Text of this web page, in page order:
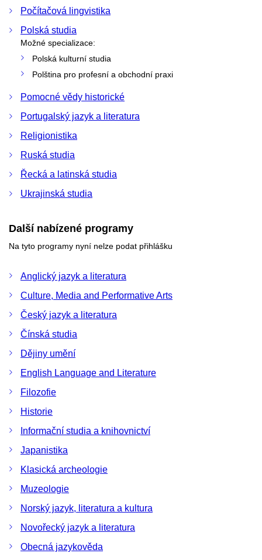
Počítačová lingvistika
Polská studia
Možné specializace:
Polská kulturní studia
Polština pro profesní a obchodní praxi
Pomocné vědy historické
Portugalský jazyk a literatura
Religionistika
Ruská studia
Řecká a latinská studia
Ukrajinská studia
Další nabízené programy
Na tyto programy nyní nelze podat přihlášku
Anglický jazyk a literatura
Culture, Media and Performative Arts
Český jazyk a literatura
Čínská studia
Dějiny umění
English Language and Literature
Filozofie
Historie
Informační studia a knihovnictví
Japanistika
Klasická archeologie
Muzeologie
Norský jazyk, literatura a kultura
Novořecký jazyk a literatura
Obecná jazykověda